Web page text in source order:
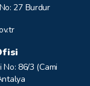
27 Burdur
86/3 (Cami